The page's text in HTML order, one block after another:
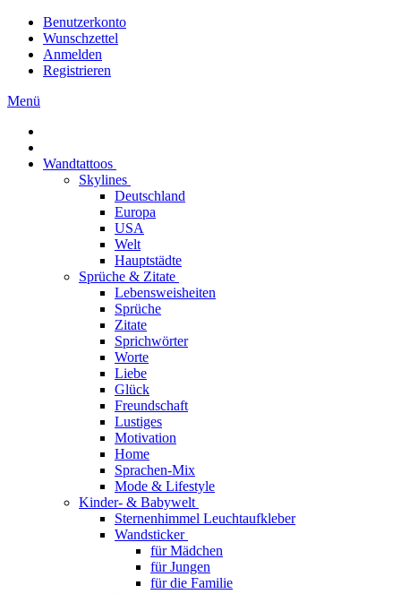
Benutzerkonto
Wunschzettel
Anmelden
Registrieren
Menü
Wandtattoos
Skylines
Deutschland
Europa
USA
Welt
Hauptstädte
Sprüche & Zitate
Lebensweisheiten
Sprüche
Zitate
Sprichwörter
Worte
Liebe
Glück
Freundschaft
Lustiges
Motivation
Home
Sprachen-Mix
Mode & Lifestyle
Kinder- & Babywelt
Sternenhimmel Leuchtaufkleber
Wandsticker
für Mädchen
für Jungen
für die Familie